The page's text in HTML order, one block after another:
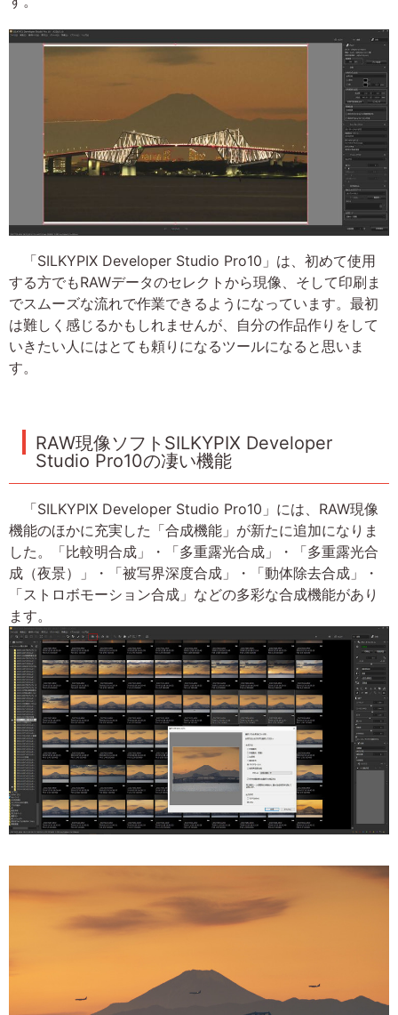
「SILKYPIX Developer Studio Pro10」は、初めて使用
する方でもRAWデータのセレクトから現像、そして印刷ま
でスムーズな流れで作業できるようになっています。最初
は難しく感じるかもしれませんが、自分の作品作りをして
いきたい人にはとても頼りになるツールになると思いま
す。
RAW現像ソフトSILKYPIX Developer
Studio Pro10の凄い機能
「SILKYPIX Developer Studio Pro10」には、RAW現像
機能のほかに充実した「合成機能」が新たに追加になりま
した。「比較明合成」・「多重露光合成」・「多重露光合
成（夜景）」・「被写界深度合成」・「動体除去合成」・
「ストロボモーション合成」などの多彩な合成機能があり
ます。